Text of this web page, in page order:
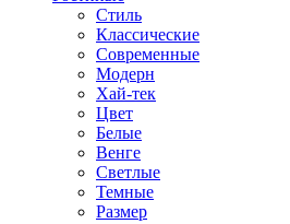
Стиль
Классические
Современные
Модерн
Хай-тек
Цвет
Белые
Венге
Светлые
Темные
Размер